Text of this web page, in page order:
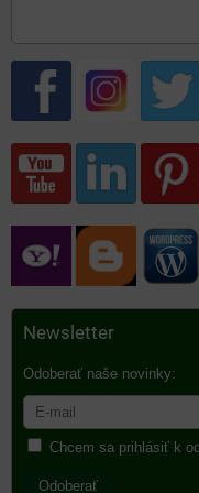
Newsletter
Odoberať naše novinky:
Chcem sa prihlásiť k
Odoberať